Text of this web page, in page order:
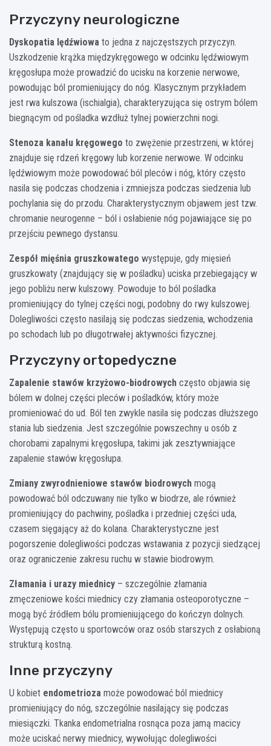
Przyczyny neurologiczne
Dyskopatia lędźwiowa to jedna z najczęstszych przyczyn.
Uszkodzenie krążka międzykręgowego w odcinku lędźwiowym
kręgosłupa może prowadzić do ucisku na korzenie nerwowe,
powodując ból promieniujący do nóg. Klasycznym przykładem
jest rwa kulszowa (ischialgia), charakteryzująca się ostrym bólem
biegnącym od pośladka wzdłuż tylnej powierzchni nogi.
Stenoza kanału kręgowego to zwężenie przestrzeni, w której
znajduje się rdzeń kręgowy lub korzenie nerwowe. W odcinku
lędźwiowym może powodować ból pleców i nóg, który często
nasila się podczas chodzenia i zmniejsza podczas siedzenia lub
pochylania się do przodu. Charakterystycznym objawem jest tzw.
chromanie neurogenne – ból i osłabienie nóg pojawiające się po
przejściu pewnego dystansu.
Zespół mięśnia gruszkowatego występuje, gdy mięsień
gruszkowaty (znajdujący się w pośladku) uciska przebiegający w
jego pobliżu nerw kulszowy. Powoduje to ból pośladka
promieniujący do tylnej części nogi, podobny do rwy kulszowej.
Dolegliwości często nasilają się podczas siedzenia, wchodzenia
po schodach lub po długotrwałej aktywności fizycznej.
Przyczyny ortopedyczne
Zapalenie stawów krzyżowo-biodrowych często objawia się
bólem w dolnej części pleców i pośladków, który może
promieniować do ud. Ból ten zwykle nasila się podczas dłuższego
stania lub siedzenia. Jest szczególnie powszechny u osób z
chorobami zapalnymi kręgosłupa, takimi jak zesztywniające
zapalenie stawów kręgosłupa.
Zmiany zwyrodnieniowe stawów biodrowych mogą
powodować ból odczuwany nie tylko w biodrze, ale również
promieniujący do pachwiny, pośladka i przedniej części uda,
czasem sięgający aż do kolana. Charakterystyczne jest
pogorszenie dolegliwości podczas wstawania z pozycji siedzącej
oraz ograniczenie zakresu ruchu w stawie biodrowym.
Złamania i urazy miednicy – szczególnie złamania
zmęczeniowe kości miednicy czy złamania osteoporotyczne –
mogą być źródłem bólu promieniującego do kończyn dolnych.
Występują często u sportowców oraz osób starszych z osłabioną
strukturą kostną.
Inne przyczyny
U kobiet endometrioza może powodować ból miednicy
promieniujący do nóg, szczególnie nasilający się podczas
miesiączki. Tkanka endometrialna rosnąca poza jamą macicy
może uciskać nerwy miednicy, wywołując dolegliwości